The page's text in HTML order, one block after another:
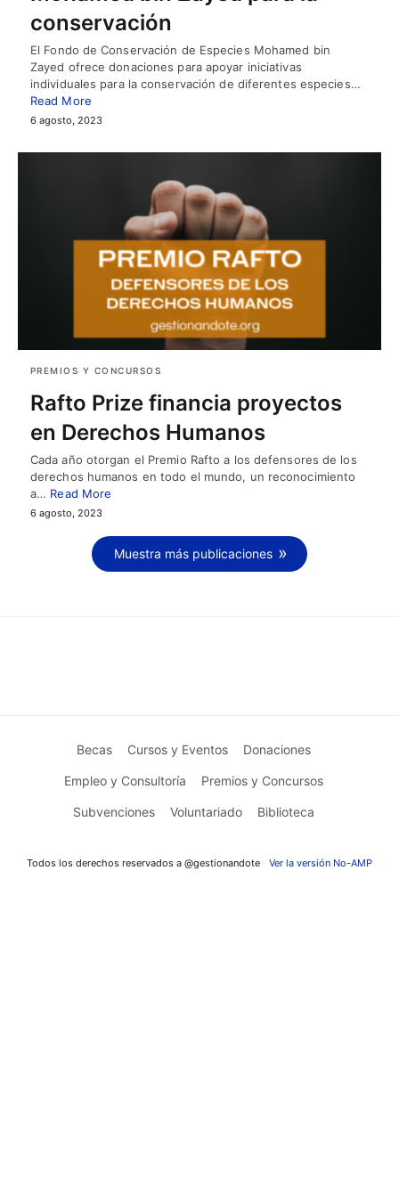
conservación
El Fondo de Conservación de Especies Mohamed bin
Zayed ofrece donaciones para apoyar iniciativas
individuales para la conservación de diferentes especies…
Read More
6 agosto, 2023
PREMIOS Y CONCURSOS
Rafto Prize financia proyectos
en Derechos Humanos
Cada año otorgan el Premio Rafto a los defensores de los
derechos humanos en todo el mundo, un reconocimiento
a… Read More
6 agosto, 2023
Muestra más publicaciones
Becas Cursos y Eventos Donaciones
Empleo y Consultoría Premios y Concursos
Subvenciones Voluntariado Biblioteca
Todos los derechos reservados a @gestionandote Ver la versión No-AMP